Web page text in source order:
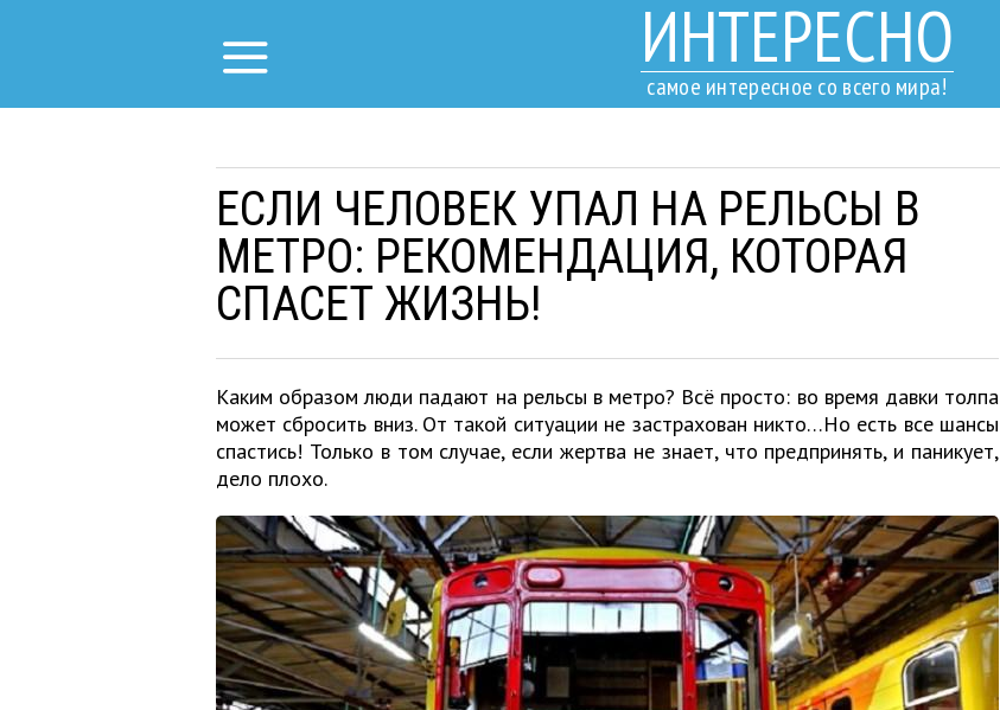
ИНТЕРЕСНО
самое интересное со всего мира!
ЕСЛИ ЧЕЛОВЕК УПАЛ НА РЕЛЬСЫ В
МЕТРО: РЕКОМЕНДАЦИЯ, КОТОРАЯ
СПАСЕТ ЖИЗНЬ!
Каким образом люди падают на рельсы в метро? Всё просто: во время давки толпа
может сбросить вниз. От такой ситуации не застрахован никто…Но есть все шансы
спастись! Только в том случае, если жертва не знает, что предпринять, и паникует,
дело плохо.